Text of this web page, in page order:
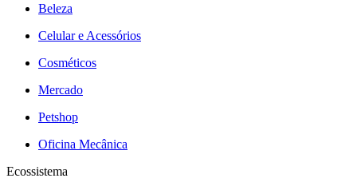
Beleza
Celular e Acessórios
Cosméticos
Mercado
Petshop
Oficina Mecânica
Ecossistema